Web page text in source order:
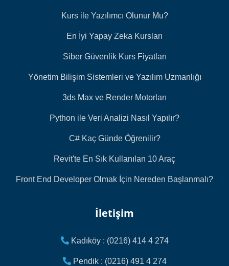
Kurs ile Yazılımcı Olunur Mu?
En İyi Yapay Zeka Kursları
Siber Güvenlik Kurs Fiyatları
Yönetim Bilişim Sistemleri ve Yazılım Uzmanlığı
3ds Max ve Render Motorları
Python ile Veri Analizi Nasıl Yapılır?
C# Kaç Günde Öğrenilir?
Revit'te En Sık Kullanılan 10 Araç
Front End Developer Olmak İçin Nereden Başlanmalı?
İletişim
Kadıköy : (0216) 414 4 274
Pendik : (0216) 491 4 274